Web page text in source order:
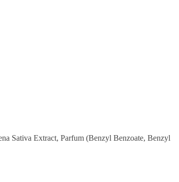
Sativa Extract, Parfum (Benzyl Benzoate, Benzyl